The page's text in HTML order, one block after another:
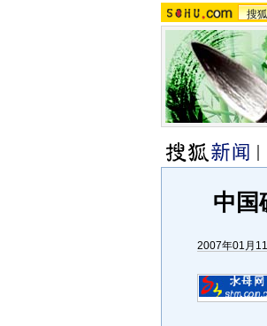
搜狐
中国
2007年01月